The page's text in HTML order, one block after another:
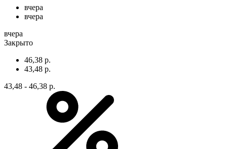
вчера
вчера
вчера
Закрыто
46,38 р.
43,48 р.
43,48 - 46,38 р.